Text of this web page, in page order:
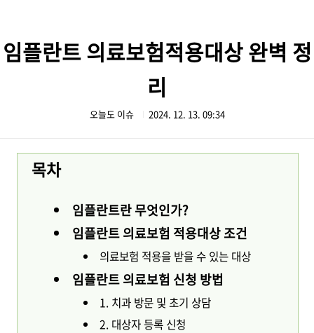
임플란트 의료보험적용대상 완벽 정
리
오늘도 이슈 2024. 12. 13. 09:34
목차
임플란트란 무엇인가?
임플란트 의료보험 적용대상 조건
의료보험 적용을 받을 수 있는 대상
임플란트 의료보험 신청 방법
1. 치과 방문 및 초기 상담
2. 대상자 등록 신청